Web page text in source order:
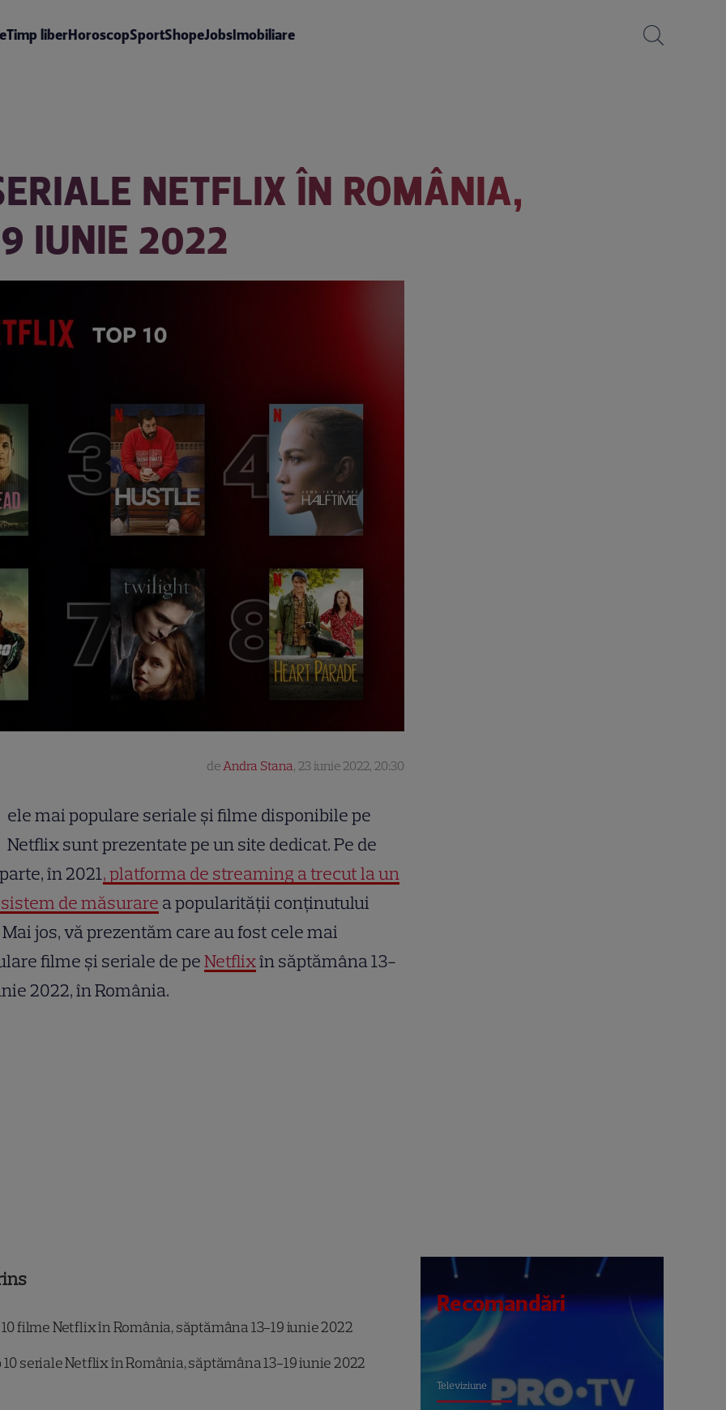
Timp liberHoroscopSportShopeJobsImobiliare
NETFLIX ÎN ROMÂNIA,
IUNIE 2022
deAndra Stana, 23 iunie 2022, 20:30
ele mai populare seriale și filme disponibile pe
Netflix sunt prezentate pe un site dedicat. Pe de
în 2021, platforma de streaming a trecut la un
de măsurare a popularităţii conţinutului
jos, vă prezentăm care au fost cele mai
filme și seriale de peNetflixîn săptămâna 13-
2022, în România.
filme Netflix în România, săptămâna 13-19 iunie 2022
10 seriale Netflix în România, săptămâna 13-19 iunie 2022
Recomandări
Televiziune